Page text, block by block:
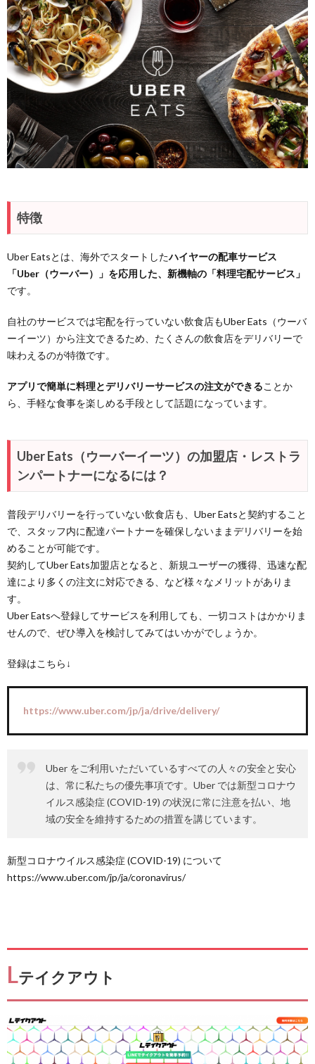
特徴
Uber Eatsとは、海外でスタートしたハイヤーの配車サービス
「Uber（ウーバー）」を応用した、新機軸の「料理宅配サービス」
です。
自社のサービスでは宅配を行っていない飲食店もUber Eats（ウーバ
ーイーツ）から注文できるため、たくさんの飲食店をデリバリーで
味わえるのが特徴です。
アプリで簡単に料理とデリバリーサービスの注文ができることか
ら、手軽な食事を楽しめる手段として話題になっています。
Uber Eats（ウーバーイーツ）の加盟店・レストラ
ンパートナーになるには？
普段デリバリーを行っていない飲食店も、Uber Eatsと契約すること
で、スタッフ内に配達パートナーを確保しないままデリバリーを始
めることが可能です。
契約してUber Eats加盟店となると、新規ユーザーの獲得、迅速な配
達により多くの注文に対応できる、など様々なメリットがありま
す。
Uber Eatsへ登録してサービスを利用しても、一切コストはかかりま
せんので、ぜひ導入を検討してみてはいかがでしょうか。
登録はこちら↓
https://www.uber.com/jp/ja/drive/delivery/
Uber をご利用いただいているすべての人々の安全と安心
は、常に私たちの優先事項です。Uber では新型コロナウ
イルス感染症 (COVID-19) の状況に常に注意を払い、地
域の安全を維持するための措置を講じています。
新型コロナウイルス感染症 (COVID-19) について
https://www.uber.com/jp/ja/coronavirus/
Lテイクアウト